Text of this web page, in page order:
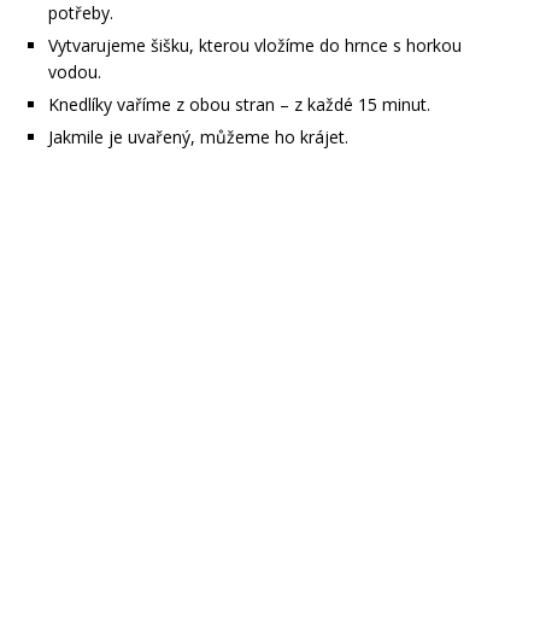
potřeby.
Vytvarujeme šišku, kterou vložíme do hrnce s horkou
vodou.
Knedlíky vaříme z obou stran – z každé 15 minut.
Jakmile je uvařený, můžeme ho krájet.